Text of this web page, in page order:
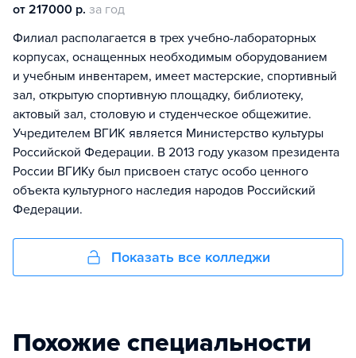
от 217000 р. за год
Филиал располагается в трех учебно-лабораторных
корпусах, оснащенных необходимым оборудованием
и учебным инвентарем, имеет мастерские, спортивный
зал, открытую спортивную площадку, библиотеку,
актовый зал, столовую и студенческое общежитие.
Учредителем ВГИК является Министерство культуры
Российской Федерации. В 2013 году указом президента
России ВГИКу был присвоен статус особо ценного
объекта культурного наследия народов Российский
Федерации.
Показать все колледжи
Похожие специальности